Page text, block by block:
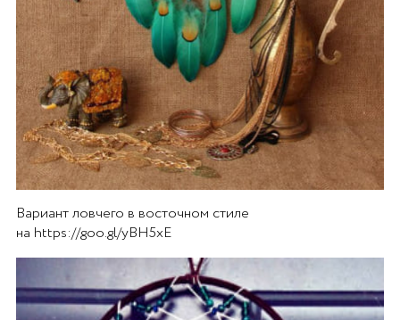
Вариант ловчего в восточном стиле
на https://goo.gl/yBH5xE